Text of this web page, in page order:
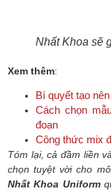
Nhất Khoa sẽ
Xem thêm:
Bí quyết tạo
Cách chọn
đoạn
Công thức mix
Tóm lại, cả đầm liền
chọn tuyệt vời cho
Nhất Khoa Uniform